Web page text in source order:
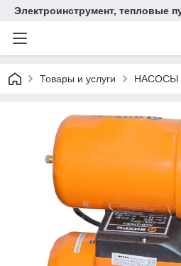
Электроинструмент, тепловые
Товары и услуги НАСОСЫ